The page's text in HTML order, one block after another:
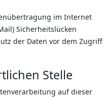
im Internet
Sicherheitslücken
der Daten vor dem Zugriff
Stelle
auf dieser